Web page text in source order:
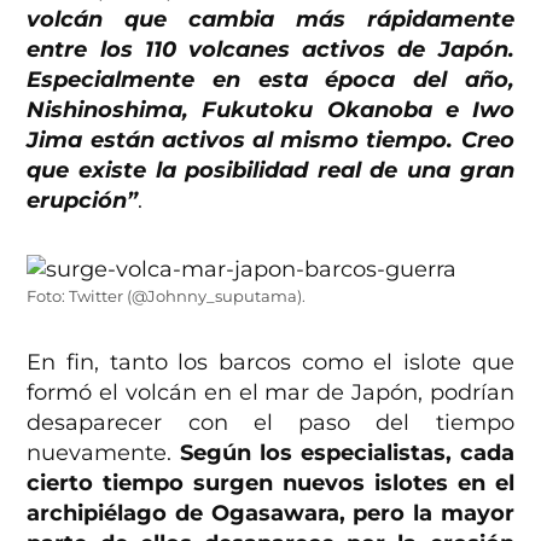
volcán que cambia más rápidamente
entre los 110 volcanes activos de Japón.
Especialmente en esta época del año,
Nishinoshima, Fukutoku Okanoba e Iwo
Jima están activos al mismo tiempo. Creo
que existe la posibilidad real de una gran
erupción”.
Foto: Twitter (@Johnny_suputama).
En fin, tanto los barcos como el islote que
formó el volcán en el mar de Japón, podrían
desaparecer con el paso del tiempo
nuevamente.Según los especialistas, cada
cierto tiempo surgen nuevos islotes en el
archipiélago de Ogasawara, pero la mayor